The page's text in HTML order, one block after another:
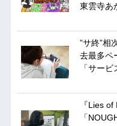
東雲寺あ
”サ終”相
去最多ペ
「サービ
『Lies
「